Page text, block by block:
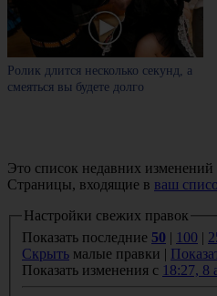
Ролик длится несколько секунд, а
смеяться вы будете долго
Это список недавних изменений
Страницы, входящие в ваш
Настройки свежих правок
Показать последние 50 | 100 |
Скрыть малые правки |
Показать изменения с 18:27, 8